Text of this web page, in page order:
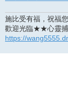
施比受有福，祝福
歡迎光臨★★心靈
https://